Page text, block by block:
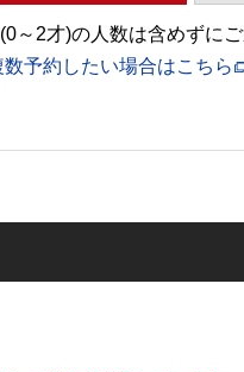
～2才)の人数は含めずに
予約したい場合はこちら